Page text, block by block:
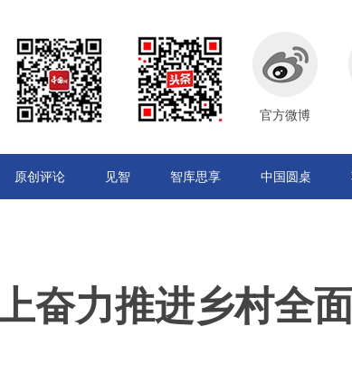
官方微博
原创评论 见智 智库思享 中国圆桌
奋力推进乡村全